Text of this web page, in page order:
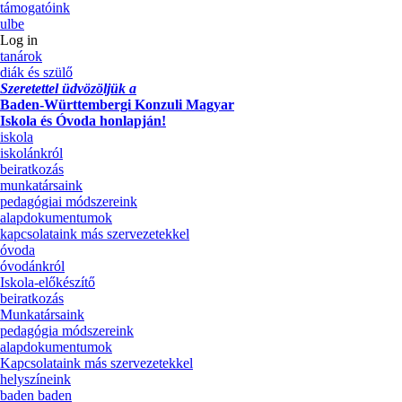
támogatóink
ulbe
Log in
tanárok
diák és szülő
Szeretettel üdvözöljük a
Baden-Württembergi Konzuli Magyar
Iskola és Óvoda honlapján!
iskola
iskolánkról
beiratkozás
munkatársaink
pedagógiai módszereink
alapdokumentumok
kapcsolataink más szervezetekkel
óvoda
óvodánkról
Iskola-előkészítő
beiratkozás
Munkatársaink
pedagógia módszereink
alapdokumentumok
Kapcsolataink más szervezetekkel
helyszíneink
baden baden